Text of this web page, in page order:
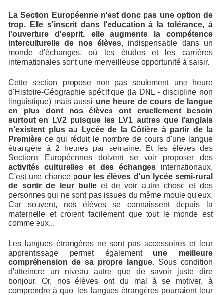
La Section Européenne n'est donc pas une option de
trop. Elle s'inscrit dans l'éducation à la tolérance, à
l'ouverture d'esprit, elle augmente la compétence
interculturelle de nos élèves, indispensable dans un
monde d'échanges, où les études et les carrières
internationales sont une merveilleuse opportunité à saisir.
Cette section propose non pas seulement une heure
d'Histoire-Géographie spécifique (la DNL - discipline non
linguistique) mais aussi une heure de cours de langue
en plus dont nos élèves ont cruellement besoin
surtout en LV2 puisque les LV1 autres que l'anglais
n'existent plus au Lycée de la Côtière à partir de la
Première ce qui réduit le nombre de cours d'une langue
étrangère à 2 heures par semaine. Et les élèves des
Sections Européennes doivent se voir proposer des
activités culturelles et des échanges internationaux.
C'est une chance pour les élèves d'un lycée semi-rural
de sortir de leur bulleet de voir autre chose et des
personnes qui ne sont pas issues du même moule qu'eux.
Car souvent, nos élèves se connaissent depuis la
maternelle et croient facilement que tout le monde est
comme eux...
Les langues étrangères ne sont pas accessoires et leur
apprentissage permet également une meilleure
compréhension de sa propre langue. Sous condition
d'atteindre un niveau autre que de savoir juste dire
bonjour. Or, nos élèves ont du mal à se motiver, à
comprendre à quoi les langues étrangères pourraient leur